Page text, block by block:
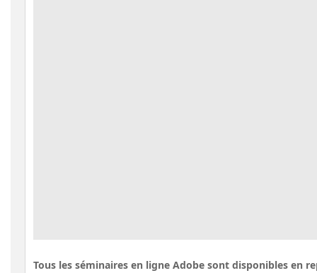
Tous les séminaires en ligne Adobe sont disponibles en